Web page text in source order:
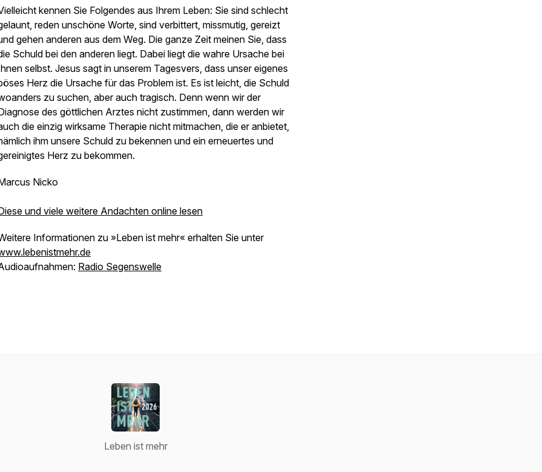
kennen Sie Folgendes aus Ihrem Leben: Sie sind schlecht
reden unschöne Worte, sind verbittert, missmutig, gereizt
gehen anderen aus dem Weg. Die ganze Zeit meinen Sie, dass
Schuld bei den anderen liegt. Dabei liegt die wahre Ursache bei
selbst. Jesus sagt in unserem Tagesvers, dass unser eigenes
Herz die Ursache für das Problem ist. Es ist leicht, die Schuld
zu suchen, aber auch tragisch. Denn wenn wir der
des göttlichen Arztes nicht zustimmen, dann werden wir
die einzig wirksame Therapie nicht mitmachen, die er anbietet,
ihm unsere Schuld zu bekennen und ein erneuertes und
Herz zu bekommen.
Nicko
und viele weitere Andachten online lesen
Informationen zu »Leben ist mehr« erhalten Sie unter
Radio Segenswelle
Leben ist mehr